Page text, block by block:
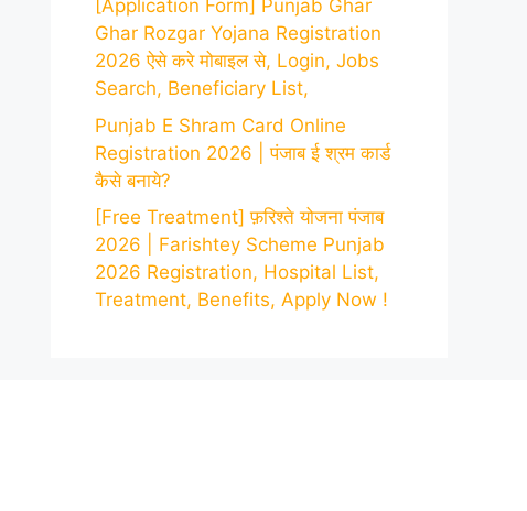
[Application Form] Punjab Ghar
Ghar Rozgar Yojana Registration
2026 ऐसे करे मोबाइल से, Login, Jobs
Search, Beneficiary List,
Punjab E Shram Card Online
Registration 2026 | पंजाब ई श्रम कार्ड
कैसे बनाये?
[Free Treatment] फ़रिश्ते योजना पंजाब
2026 | Farishtey Scheme Punjab
2026 Registration, Hospital List,
Treatment, Benefits, Apply Now !